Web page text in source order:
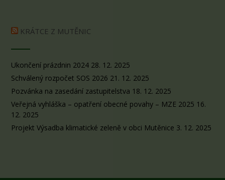
KRÁTCE Z MUTĚNIC
Ukončení prázdnin 2024 28. 12. 2025
Schválený rozpočet SOS 2026 21. 12. 2025
Pozvánka na zasedání zastupitelstva 18. 12. 2025
Veřejná vyhláška – opatření obecné povahy – MZE 2025 16.
12. 2025
Projekt Výsadba klimatické zeleně v obci Mutěnice 3. 12. 2025